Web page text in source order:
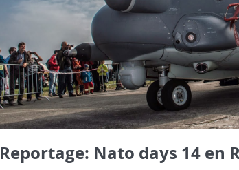
Reportage: Nato days 14 en